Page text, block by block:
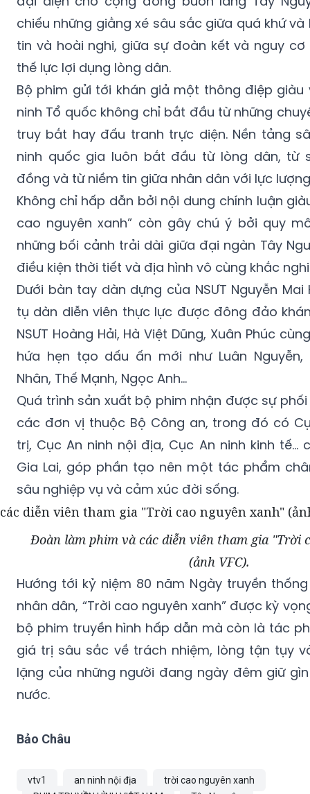
tin và hoài nghi, giữa sự đoàn kết và nguy
thế lực lợi dụng lòng dân.
Bộ phim gửi tới khán giả một thông điệp giàu
ninh Tổ quốc không chỉ bắt đầu từ những
truy bắt hay đấu tranh trực diện. Nền tảng
ninh quốc gia luôn bắt đầu từ lòng dân, từ
đồng và từ niềm tin giữa nhân dân với lực
Không chỉ hấp dẫn bởi nội dung chính luận
cao nguyên xanh” còn gây chú ý bởi quy
những bối cảnh trải dài giữa đại ngàn Tây
điều kiện thời tiết và địa hình vô cùng khắc
Dưới bàn tay dàn dựng của NSƯT Nguyễn
tụ dàn diễn viên thực lực được đông đảo
NSƯT Hoàng Hải, Hà Việt Dũng, Xuân Phúc
hứa hẹn tạo dấu ấn mới như Luân Nguyễn,
Nhân, Thế Mạnh, Ngọc Anh…
Quá trình sản xuất bộ phim nhận được sự
các đơn vị thuộc Bộ Công an, trong đó có
trị, Cục An ninh nội địa, Cục An ninh kinh tế…
Gia Lai, góp phần tạo nên một tác phẩm
sâu nghiệp vụ và cảm xúc đời sống.
Đoàn làm phim và các diễn viên tham gia "Trời
Hướng tới kỷ niệm 80 năm Ngày truyền
nhân dân, “Trời cao nguyên xanh” được kỳ
bộ phim truyền hình hấp dẫn mà còn là tác
giá trị sâu sắc về trách nhiệm, lòng tận tụy
lặng của những người đang ngày đêm giữ
nước.
Bảo Châu
vtv1